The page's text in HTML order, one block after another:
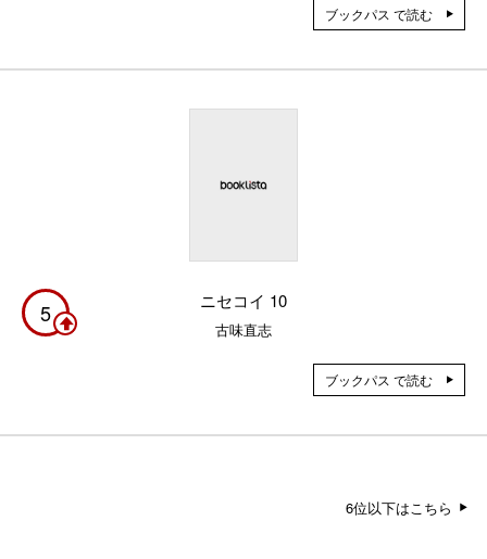
ブックパス で読む
5 ニセコイ 10
古味直志
ブックパス で読む
6位以下はこちら